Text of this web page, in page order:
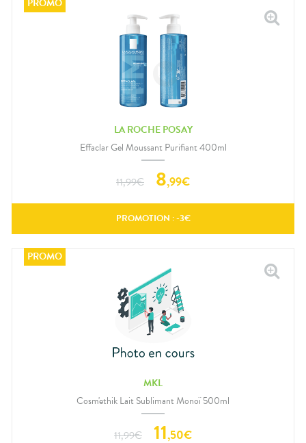
LA ROCHE POSAY
Effaclar Gel Moussant Purifiant 400ml
11,99€ 8,99€
PROMOTION : -3€
MKL
Cosm'ethik Lait Sublimant Monoï 500ml
11,99€ 11,50€